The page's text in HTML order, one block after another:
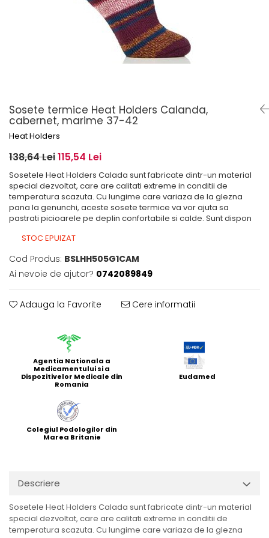
Șosete pentru picioare umflate
Sosete termice Heat Holders Calanda,
cabernet, marime 37-42
Heat Holders
138,64 Lei115,54 Lei
Sosetele Heat Holders Calada sunt fabricate dintr-un material
special dezvoltat, care are calitati extreme in conditii de
temperatura scazuta. Cu lungime care variaza de la glezna
pana la genunchi, aceste sosete termice va vor ajuta sa
pastrati picioarele pe deplin confortabile si calde. Sunt dispon
STOC EPUIZAT
Cod Produs: BSLHH505G1CAM
Ai nevoie de ajutor? 0742089849
Adauga la Favorite Cere informatii
Agentia Nationala a
Medicamentului si a
Dispozitivelor Medicale din
Romania
Eudamed
Colegiul Podologilor din
Marea Britanie
Descriere
Sosetele Heat Holders Calada sunt fabricate dintr-un material
special dezvoltat, care are calitati extreme in conditii de
temperatura scazuta. Cu lungime care variaza de la glezna